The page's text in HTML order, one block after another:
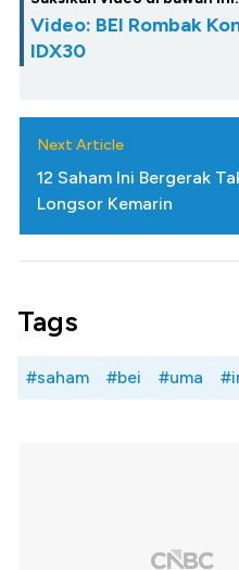
Video: BEI Rombak
IDX30
Next Article
12 Saham Ini Bergerak
Longsor Kemarin
Tags
#saham #bei #uma